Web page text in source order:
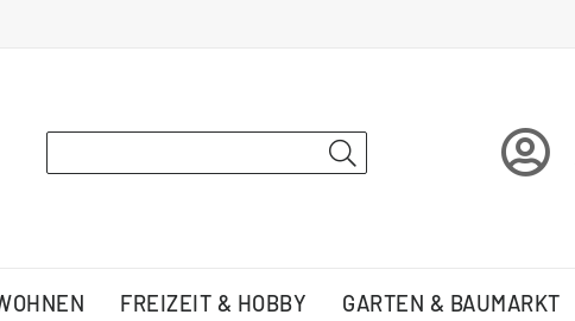
FREIZEIT & HOBBY GARTEN & BAUMARKT